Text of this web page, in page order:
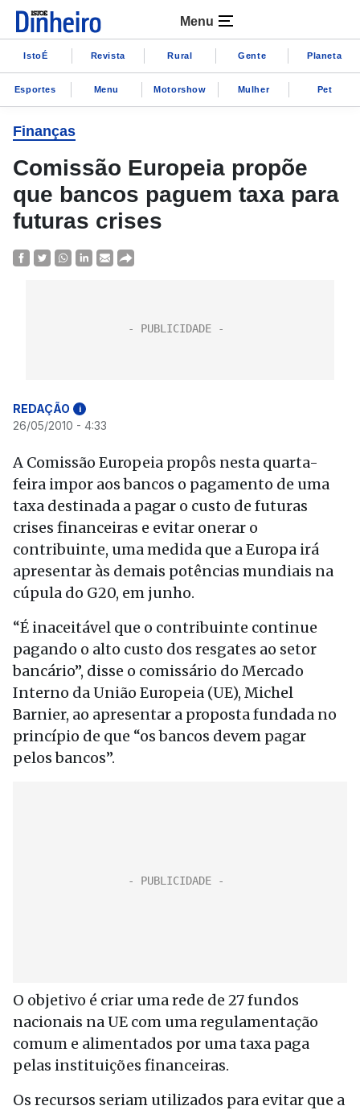
Menu
IstoÉ Revista Rural Gente Planeta
Esportes Menu Motorshow Mulher Pet
Finanças
Comissão Europeia propõe
que bancos paguem taxa para
futuras crises
REDAÇÃO i
26/05/2010 - 4:33
A Comissão Europeia propôs nesta quarta-
feira impor aos bancos o pagamento de uma
taxa destinada a pagar o custo de futuras
crises financeiras e evitar onerar o
contribuinte, uma medida que a Europa irá
apresentar às demais potências mundiais na
cúpula do G20, em junho.
“É inaceitável que o contribuinte continue
pagando o alto custo dos resgates ao setor
bancário”, disse o comissário do Mercado
Interno da União Europeia (UE), Michel
Barnier, ao apresentar a proposta fundada no
princípio de que “os bancos devem pagar
pelos bancos”.
O objetivo é criar uma rede de 27 fundos
nacionais na UE com uma regulamentação
comum e alimentados por uma taxa paga
pelas instituições financeiras.
Os recursos seriam utilizados para evitar que a